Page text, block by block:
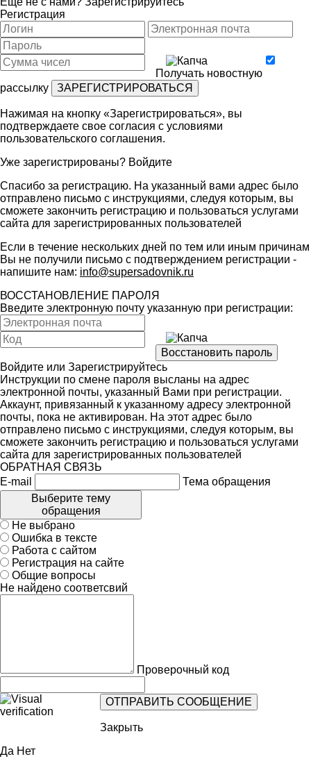
Регистрация
Получать новостную
рассылку
Нажимая на кнопку «Зарегистрироваться», вы
подтверждаете свое согласия с условиями
пользовательского соглашения.
Уже зарегистрированы? Войдите
Спасибо за регистрацию. На указанный вами адрес было
отправлено письмо с инструкциями, следуя которым, вы
сможете закончить регистрацию и пользоваться услугами
сайта для зарегистрированных пользователей
Если в течение нескольких дней по тем или иным причинам
Вы не получили письмо с подтверждением регистрации -
напишите нам: info@supersadovnik.ru
ВОССТАНОВЛЕНИЕ ПАРОЛЯ
Введите электронную почту указанную при регистрации:
Войдите или Зарегистрируйтесь
Инструкции по смене пароля высланы на адрес
электронной почты, указанный Вами при регистрации.
Аккаунт, привязанный к указанному адресу электронной
почты, пока не активирован. На этот адрес было
отправлено письмо с инструкциями, следуя которым, вы
сможете закончить регистрацию и пользоваться услугами
сайта для зарегистрированных пользователей
ОБРАТНАЯ СВЯЗЬ
E-mail
Тема обращения
Выберите тему
обращения
Не выбрано
Ошибка в тексте
Работа с сайтом
Регистрация на сайте
Общие вопросы
Не найдено соответсвий
Проверочный код
Закрыть
Да Нет